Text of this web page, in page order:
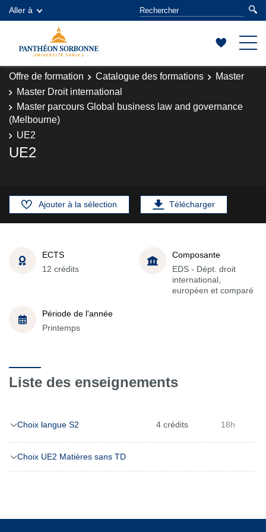
Aller à
Offre de formation Catalogue des formations
Master
Master Droit international
Master parcours Global business law and governance
(Melbourne)
UE2
UE2
Ajouter à la sélection Télécharger
ECTS
12 crédits
Composante
EDS - Dépt. droit
international,
européen et comparé
Période de l'année
Printemps
Liste des enseignements
Choix langue S2 4 crédits 18h
Choix UE2 Matières sans TD